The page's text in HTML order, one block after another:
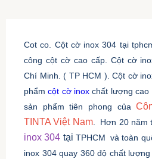
Cot co. Cột cờ inox 304 tại
công cột cờ cao cấp. Cột cờ
Chí Minh. ( TP HCM ). Cột cờ
phẩmcột cờ inox chất lượng cao
sản phẩm tiên phong của
TINTA Việt Nam. Hơn 20 năm
inox 304 tại TPHCM và toàn
inox 304 quay 360 độ chất lượng